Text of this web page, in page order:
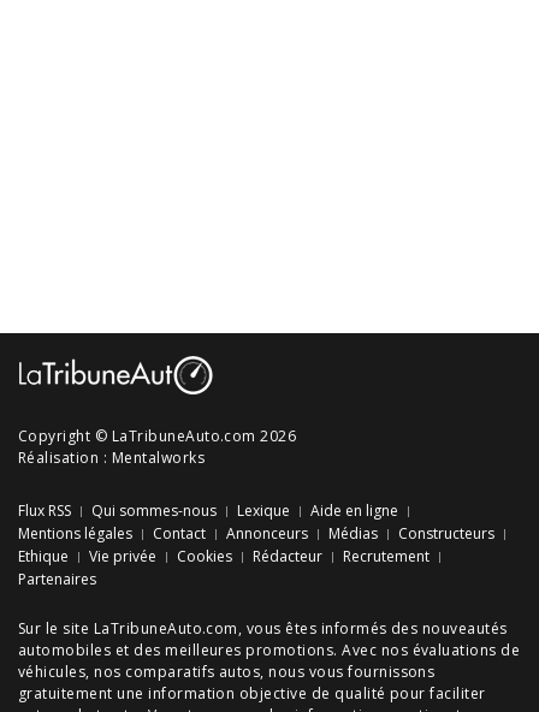
Copyright © LaTribuneAuto.com 2026
Réalisation : Mentalworks
Flux RSS Qui sommes-nous Lexique
Aide en ligne
Mentions légales
Contact Annonceurs Médias
Constructeurs
Ethique
Vie privée Cookies Rédacteur
Recrutement
Partenaires
Sur le site LaTribuneAuto.com, vous êtes informés des nouveautés
automobiles et des meilleures promotions. Avec nos évaluations de
véhicules, nos comparatifs autos, nous vous fournissons
gratuitement une information objective de qualité pour faciliter